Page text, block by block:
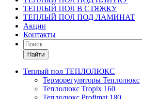
ТЕПЛЫЙ ПОЛ В СТЯЖКУ
ТЕПЛЫЙ ПОЛ ПОД ЛАМИНАТ
Акции
Контакты
Найти
Теплый пол ТЕПЛОЛЮКС
Терморегуляторы Теплолюкс
Теплолюкс Tropix 160
Теплолюкс Profimat 180